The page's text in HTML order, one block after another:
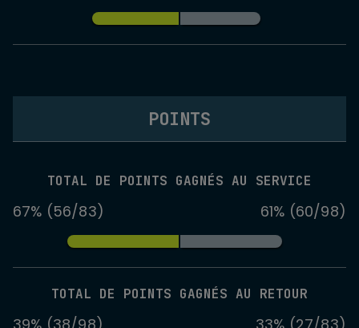
POINTS
TOTAL DE POINTS GAGNÉS AU SERVICE
67% (56/83) 61% (60/98)
TOTAL DE POINTS GAGNÉS AU RETOUR